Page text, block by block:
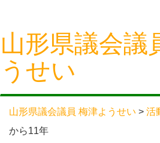
content
山形県議会議
うせい
山形県議会議員 梅津ようせい > 活
から11年